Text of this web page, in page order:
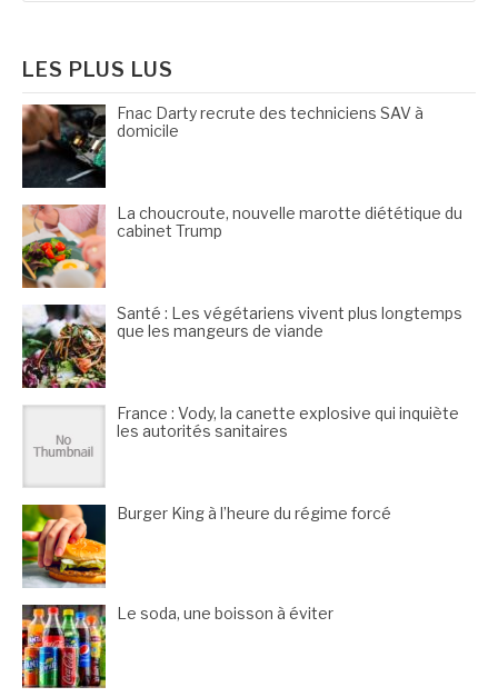
LES PLUS LUS
Fnac Darty recrute des techniciens SAV à
domicile
La choucroute, nouvelle marotte diététique du
cabinet Trump
Santé : Les végétariens vivent plus longtemps
que les mangeurs de viande
France : Vody, la canette explosive qui inquiète
les autorités sanitaires
Burger King à l’heure du régime forcé
Le soda, une boisson à éviter